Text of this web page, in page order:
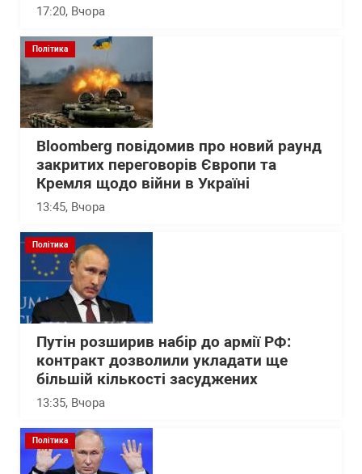
17:20, Вчора
Політика
Bloomberg повідомив про новий раунд
закритих переговорів Європи та
Кремля щодо війни в Україні
13:45, Вчора
Політика
Путін розширив набір до армії РФ:
контракт дозволили укладати ще
більшій кількості засуджених
13:35, Вчора
Політика